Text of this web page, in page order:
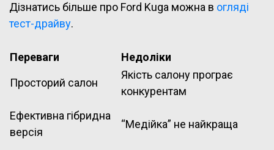
Дізнатись більше про Ford Kuga можна в огляді
тест-драйву.
Переваги
Недоліки
Просторий салон
Ефективна гібридна
версія
Якість салону програє
конкурентам
“Медійка” не найкраща